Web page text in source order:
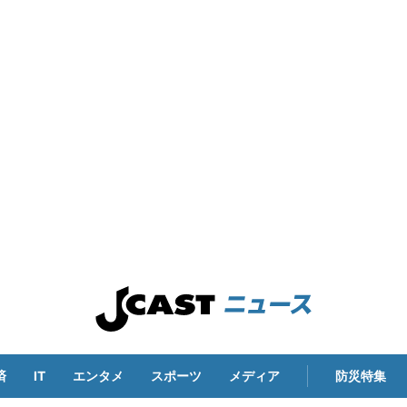
IT エンタメ スポーツ メディア 防災特集